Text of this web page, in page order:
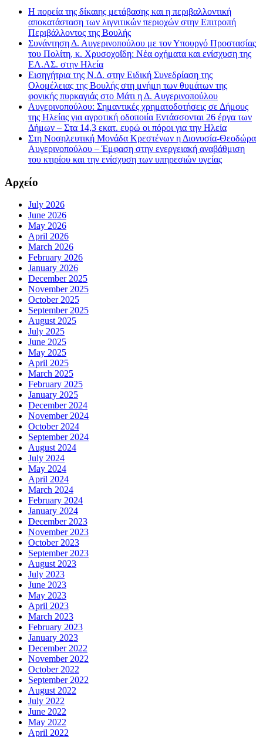
Η πορεία της δίκαιης μετάβασης και η περιβαλλοντική
αποκατάσταση των λιγνιτικών περιοχών στην Επιτροπή
Περιβάλλοντος της Βουλής
Συνάντηση Δ. Αυγερινοπούλου με τον Υπουργό Προστασίας
του Πολίτη, κ. Χρυσοχοΐδη: Νέα οχήματα και ενίσχυση της
ΕΛ.ΑΣ. στην Ηλεία
Εισηγήτρια της Ν.Δ. στην Ειδική Συνεδρίαση της
Ολομέλειας της Βουλής στη μνήμη των θυμάτων της
φονικής πυρκαγιάς στο Μάτι η Δ. Αυγερινοπούλου
Αυγερινοπούλου: Σημαντικές χρηματοδοτήσεις σε Δήμους
της Ηλείας για αγροτική οδοποιία Εντάσσονται 26 έργα των
Δήμων – Στα 14,3 εκατ. ευρώ οι πόροι για την Ηλεία
Στη Νοσηλευτική Μονάδα Κρεστένων η Διονυσία-Θεοδώρα
Αυγερινοπούλου – Έμφαση στην ενεργειακή αναβάθμιση
του κτιρίου και την ενίσχυση των υπηρεσιών υγείας
Αρχείο
July 2026
June 2026
May 2026
April 2026
March 2026
February 2026
January 2026
December 2025
November 2025
October 2025
September 2025
August 2025
July 2025
June 2025
May 2025
April 2025
March 2025
February 2025
January 2025
December 2024
November 2024
October 2024
September 2024
August 2024
July 2024
May 2024
April 2024
March 2024
February 2024
January 2024
December 2023
November 2023
October 2023
September 2023
August 2023
July 2023
June 2023
May 2023
April 2023
March 2023
February 2023
January 2023
December 2022
November 2022
October 2022
September 2022
August 2022
July 2022
June 2022
May 2022
April 2022